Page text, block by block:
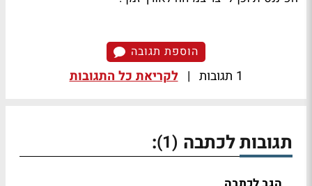
הוספת תגובה
1 תגובות | לקריאת כל התגובות
תגובות לכתבה (1)
: